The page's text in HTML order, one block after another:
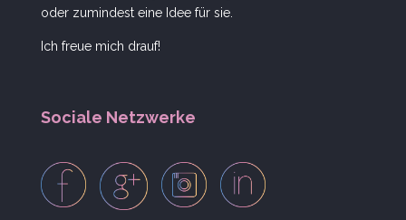
oder zumindest eine Idee für sie.
Ich freue mich drauf!
Sociale Netzwerke